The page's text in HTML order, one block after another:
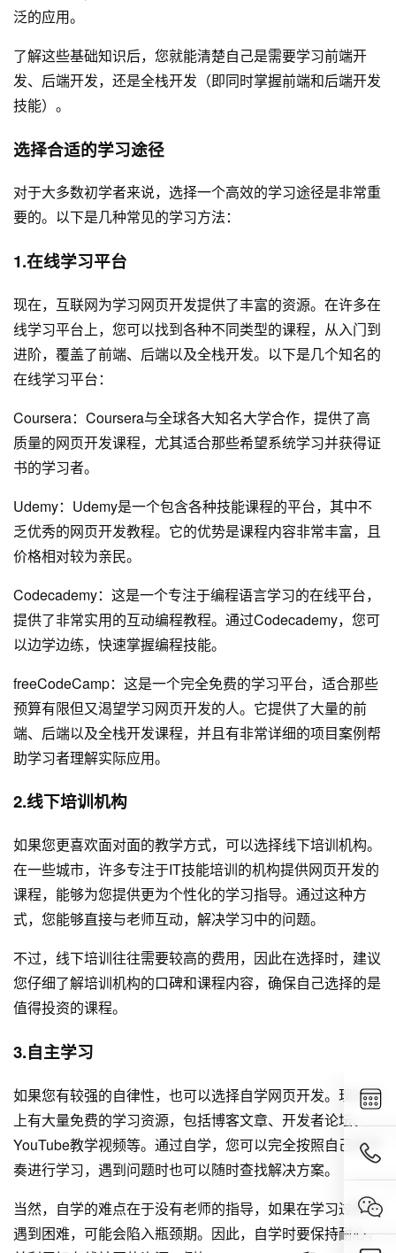
泛的应用。
了解这些基础知识后，您就能清楚自己是需要学习前端开
发、后端开发，还是全栈开发（即同时掌握前端和后端开发
技能）。
选择合适的学习途径
对于大多数初学者来说，选择一个高效的学习途径是非常重
要的。以下是几种常见的学习方法：
1.在线学习平台
现在，互联网为学习网页开发提供了丰富的资源。在许多在
线学习平台上，您可以找到各种不同类型的课程，从入门到
进阶，覆盖了前端、后端以及全栈开发。以下是几个知名的
在线学习平台：
Coursera：Coursera与全球各大知名大学合作，提供了高
质量的网页开发课程，尤其适合那些希望系统学习并获得证
书的学习者。
Udemy：Udemy是一个包含各种技能课程的平台，其中不
乏优秀的网页开发教程。它的优势是课程内容非常丰富，且
价格相对较为亲民。
Codecademy：这是一个专注于编程语言学习的在线平台，
提供了非常实用的互动编程教程。通过Codecademy，您可
以边学边练，快速掌握编程技能。
freeCodeCamp：这是一个完全免费的学习平台，适合那些
预算有限但又渴望学习网页开发的人。它提供了大量的前
端、后端以及全栈开发课程，并且有非常详细的项目案例帮
助学习者理解实际应用。
2.线下培训机构
如果您更喜欢面对面的教学方式，可以选择线下培训机构。
在一些城市，许多专注于IT技能培训的机构提供网页开发的
课程，能够为您提供更为个性化的学习指导。通过这种方
式，您能够直接与老师互动，解决学习中的问题。
不过，线下培训往往需要较高的费用，因此在选择时，建议
您仔细了解培训机构的口碑和课程内容，确保自己选择的是
值得投资的课程。
3.自主学习
如果您有较强的自律性，也可以选择自学网页开发。现在网
上有大量免费的学习资源，包括博客文章、开发者论坛、
YouTube教学视频等。通过自学，您可以完全按照自己的节
奏进行学习，遇到问题时也可以随时查找解决方案。
当然，自学的难点在于没有老师的指导，如果在学习过程中
遇到困难，可能会陷入瓶颈期。因此，自学时要保持耐心，